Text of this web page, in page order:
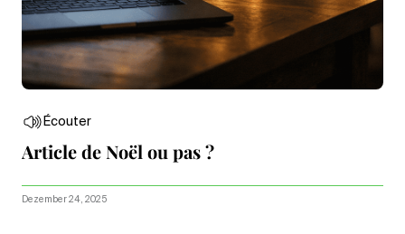
Écouter
Article de Noël ou pas ?
Dezember 24, 2025